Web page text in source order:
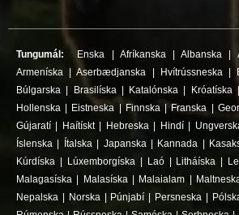
Tungumál: Enska | Afríkanska |Albanska |
Armeníska |Aserbædjanska | Hvítrússneska |
Búlgarska | Brasilíska | Katalónska | Króatíska
Hollenska | Eistneska | Finnska | Franska |
Gújaratí | Haítískt| Hebreska | Hindí|
Íslenska | Ítalska | Japanska | Kannada |
Kúrdíska | Lúxemborgíska | Laó| Litháíska |
Malagasíska | Malasíska | Malaialam |
Nepalska | Norska | Púnjabí | Persneska |